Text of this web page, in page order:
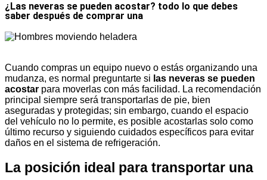
¿las neveras se pueden acostar? todo lo que debes
saber después de comprar una
Cuando compras un equipo nuevo o estás organizando una
mudanza, es normal preguntarte si las neveras se pueden
acostar para moverlas con más facilidad. La recomendación
principal siempre será transportarlas de pie, bien
aseguradas y protegidas; sin embargo, cuando el espacio
del vehículo no lo permite, es posible acostarlas solo como
último recurso y siguiendo cuidados específicos para evitar
daños en el sistema de refrigeración.
La posición ideal para transportar una